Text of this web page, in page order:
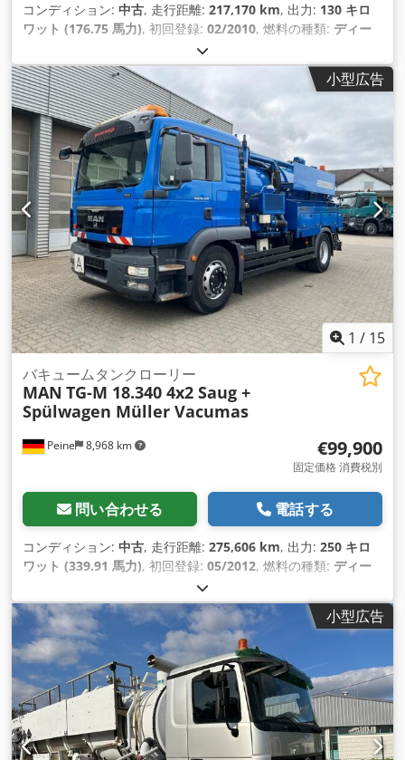
コンディション: 中古, 走行距離: 217,170 km, 出力: 130 キロ
ワット (176.75 馬力), 初回登録: 02/2010, 燃料の種類: ディー
7,490 kg（キログラム）
08/2028, 色:オレンジ, 変速方式:機械式, 排出クラス:ユーロ5,
製造年:2010, 小型広告
1 / 15
Peine 8,968 km
バキュームタンクローリー
MAN TG-M 18.340 4x2 Saug +
Spülwagen Müller Vacumas
€99,900
固定価格 消費税別
問い合わせる 電話する
コンディション: 中古, 走行距離: 275,606 km, 出力: 250 キロ
ワット (339.91 馬力), 初回登録: 05/2012, 燃料の種類: ディー
18,000 kg（キログラム）
回検査（TÜV）:07/2026, 色:青, 変速方式:オートマチック, 排
出クラス:ユーロ5 , 装備:ABS（アンチロック・ブレーキ・シス
テム）, エアコン
小型広告